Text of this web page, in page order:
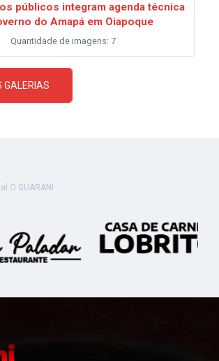
públicos integram agenda técnica
do Amapá em Oiapoque
Quantidade de imagens: 7
GALERIAS
O GUARANI